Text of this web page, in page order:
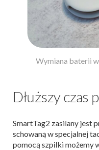
Wymiana baterii
Dłuższy czas
SmartTag2 zasilany jest
schowaną w specjalnej
pomocą szpilki możemy